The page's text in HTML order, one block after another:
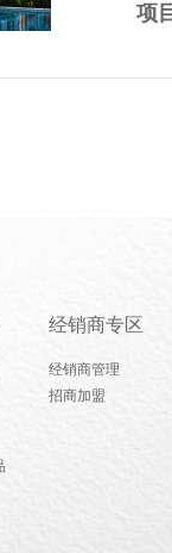
项
经销商专区
经销商管理
招商加盟